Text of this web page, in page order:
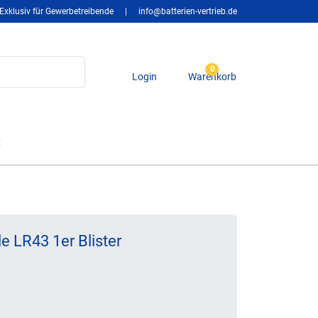
Exklusiv für Gewerbetreibende info@batterien-vertrieb.de
Login
0
Warenkorb
LR43 1er Blister